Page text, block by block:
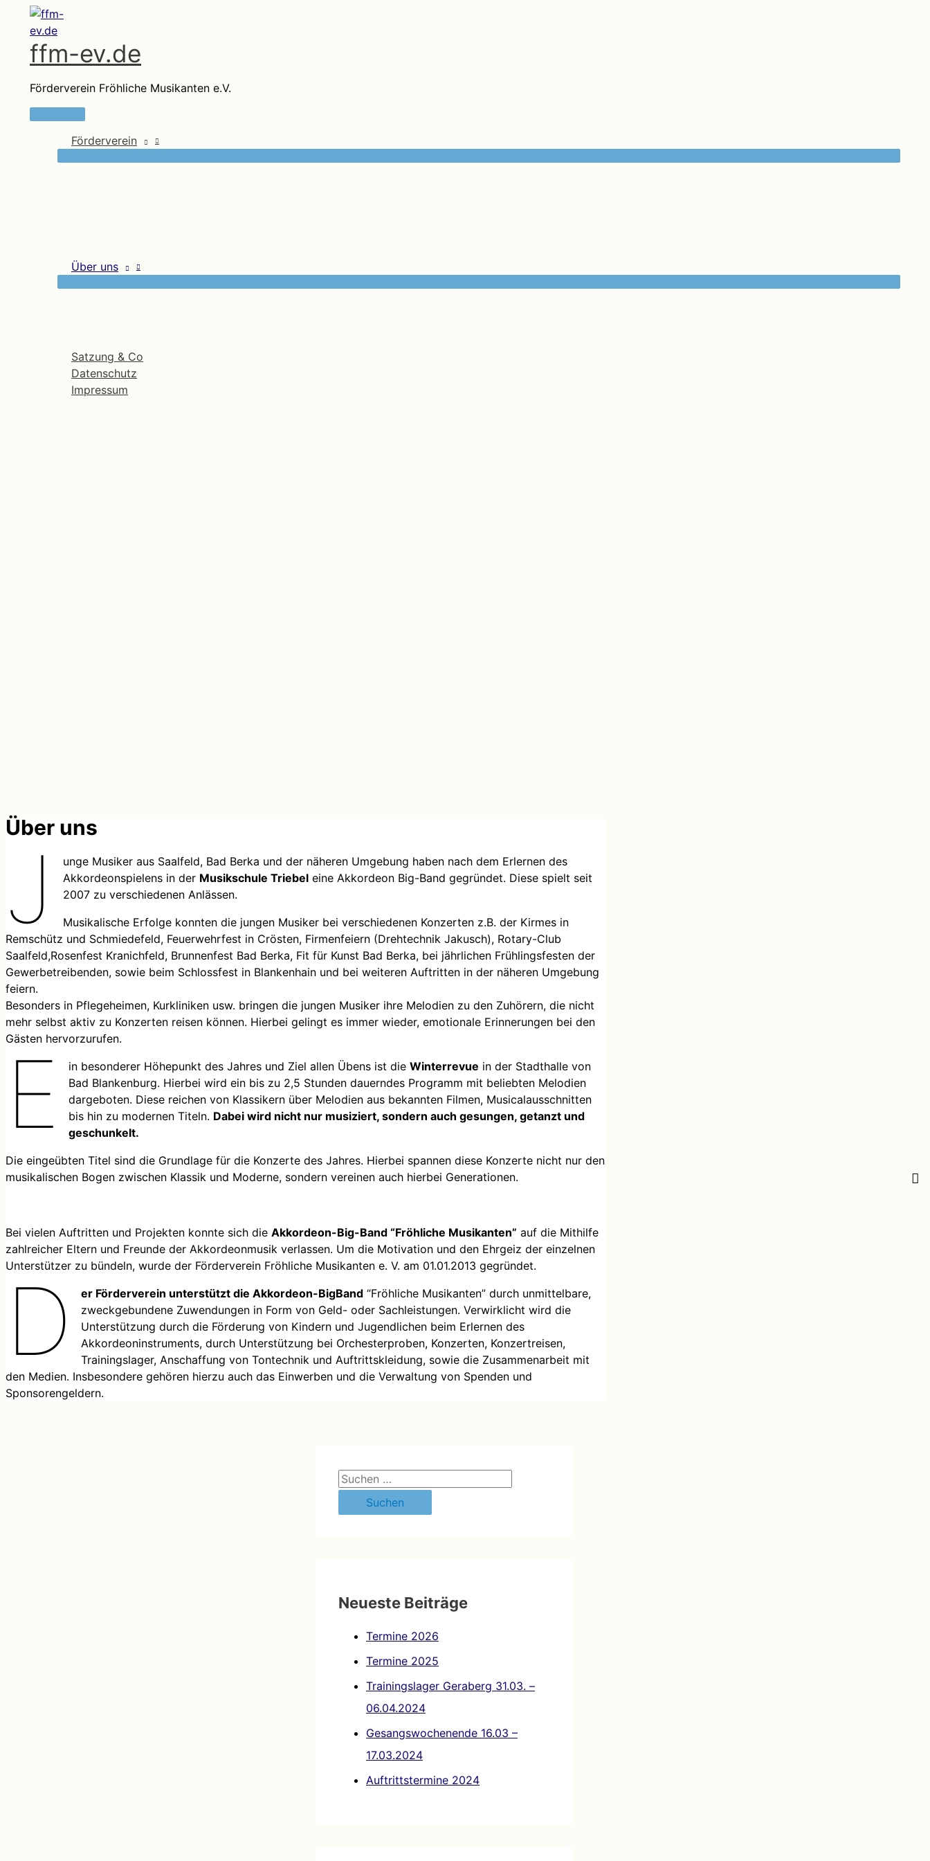
Inhalt
springenffm-ev.de
Förderverein Fröhliche Musikanten e.V.
Hauptmenü
Förderverein
Über uns
Satzung & Co
Datenschutz
Impressum
Über uns
J
unge Musiker aus Saalfeld, Bad Berka und der näheren Umgebung haben nach dem Erlernen des
Akkordeonspielens in der Musikschule Triebel eine Akkordeon Big-Band gegründet. Diese spielt seit
2007 zu verschiedenen Anlässen.
Musikalische Erfolge konnten die jungen Musiker bei verschiedenen Konzerten z.B. der Kirmes in
Remschütz und Schmiedefeld, Feuerwehrfest in Crösten, Firmenfeiern (Drehtechnik Jakusch), Rotary-Club
Saalfeld,Rosenfest Kranichfeld, Brunnenfest Bad Berka, Fit für Kunst Bad Berka, bei jährlichen Frühlingsfesten der
Gewerbetreibenden, sowie beim Schlossfest in Blankenhain und bei weiteren Auftritten in der näheren Umgebung
feiern.
Besonders in Pflegeheimen, Kurkliniken usw. bringen die jungen Musiker ihre Melodien zu den Zuhörern, die nicht
mehr selbst aktiv zu Konzerten reisen können. Hierbei gelingt es immer wieder, emotionale Erinnerungen bei den
Gästen hervorzurufen.
E in besonderer Höhepunkt des Jahres und Ziel allen Übens ist dieWinterrevue in der Stadthalle von
Bad Blankenburg. Hierbei wird ein bis zu 2,5 Stunden dauerndes Programm mit beliebten Melodien
dargeboten. Diese reichen von Klassikern über Melodien aus bekannten Filmen, Musicalausschnitten
bis hin zu modernen Titeln. Dabei wird nicht nur musiziert, sondern auch gesungen, getanzt und
geschunkelt.
Die eingeübten Titel sind die Grundlage für die Konzerte des Jahres. Hierbei spannen diese Konzerte nicht nur den
musikalischen Bogen zwischen Klassik und Moderne, sondern vereinen auch hierbei Generationen.
Bei vielen Auftritten und Projekten konnte sich die Akkordeon-Big-Band “Fröhliche Musikanten” auf die Mithilfe
zahlreicher Eltern und Freunde der Akkordeonmusik verlassen. Um die Motivation und den Ehrgeiz der einzelnen
Unterstützer zu bündeln, wurde der Förderverein Fröhliche Musikanten e. V. am 01.01.2013 gegründet.
D er Förderverein unterstützt die Akkordeon-BigBand “Fröhliche Musikanten” durch unmittelbare,
zweckgebundene Zuwendungen in Form von Geld- oder Sachleistungen. Verwirklicht wird die
Unterstützung durch die Förderung von Kindern und Jugendlichen beim Erlernen des
Akkordeoninstruments, durch Unterstützung bei Orchesterproben, Konzerten, Konzertreisen,
Trainingslager, Anschaffung von Tontechnik und Auftrittskleidung, sowie die Zusammenarbeit mit
den Medien. Insbesondere gehören hierzu auch das Einwerben und die Verwaltung von Spenden und
Sponsorengeldern.
S
nNeueste Beiträge
Termine 2026
Termine 2025
Trainingslager Geraberg 31.03. –
06.04.2024
Gesangswochenende 16.03 –
17.03.2024
Auftrittstermine 2024